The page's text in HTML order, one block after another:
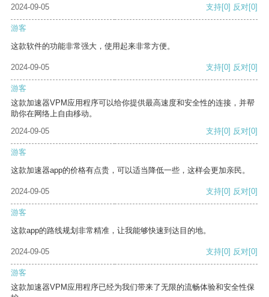
2024-09-05 支持[0] 反对[0]
游客
这款软件的功能非常强大，使用起来非常方便。
2024-09-05 支持[0] 反对[0]
游客
这款加速器VPM应用程序可以给你提供最高速度和安全性的连接，并帮
助你在网络上自由移动。
2024-09-05
支持[0] 反对[0]
游客
这款加速器app的价格有点贵，可以适当降低一些，这样会更加亲民。
2024-09-05 支持[0] 反对[0]
游客
这款app的路线规划非常精准，让我能够快速到达目的地。
2024-09-05 支持[0] 反对[0]
游客
这款加速器VPM应用程序已经为我们带来了无限的流畅体验和安全性保